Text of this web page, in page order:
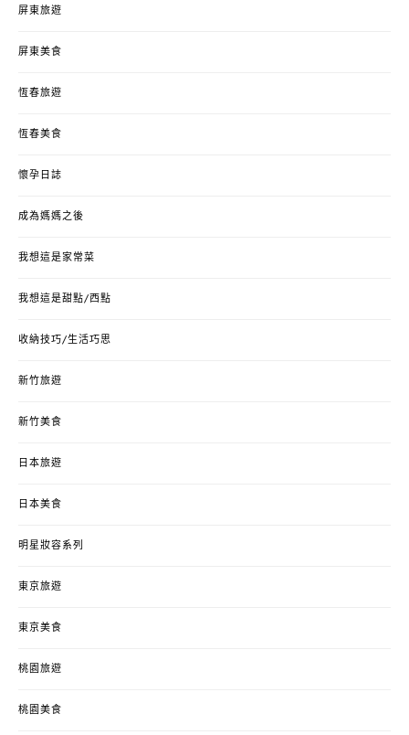
屏東旅遊
屏東美食
恆春旅遊
恆春美食
懷孕日誌
成為媽媽之後
我想這是家常菜
我想這是甜點/西點
收納技巧/生活巧思
新竹旅遊
新竹美食
日本旅遊
日本美食
明星妝容系列
東京旅遊
東京美食
桃園旅遊
桃園美食